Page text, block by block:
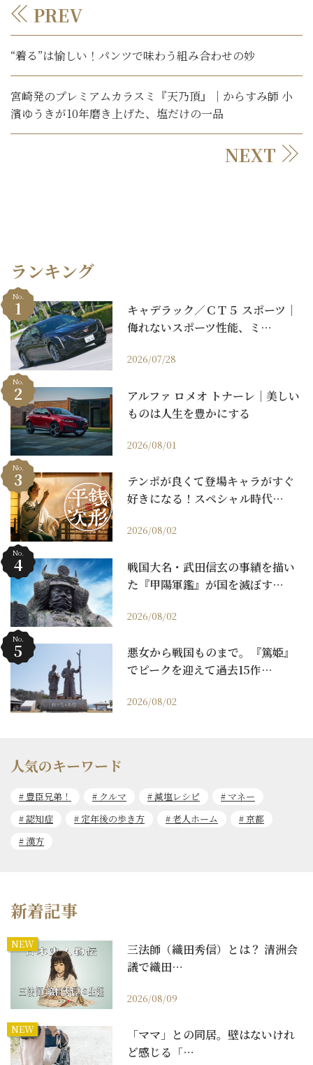
“着る”は愉しい！パンツで味わう組み合わせの妙
PREV
宮崎発のプレミアムカラスミ『天乃頂』｜からすみ師 小
濱ゆうきが10年磨き上げた、塩だけの一品
NEXT
ランキング
キャデラック／ＣＴ５ スポーツ｜
侮れないスポーツ性能、ミ…
2026/07/28
No.
アルファ ロメオ トナーレ｜美しい
ものは人生を豊かにする
2026/08/01
No.
テンポが良くて登場キャラがすぐ
好きになる！スペシャル時代…
2026/08/02
No.
戦国大名・武田信玄の事績を描い
た『甲陽軍鑑』が国を滅ぼす…
2026/08/02
No.
悪女から戦国ものまで。『篤姫』
でピークを迎えて過去15作…
2026/08/02
No.
人気のキーワード
豊臣兄弟！ クルマ 減塩レシピ
マネー
認知症
定年後の歩き方 老人ホーム
京都
漢方
新着記事
NEW
三法師（織田秀信）とは？ 清洲会
議で織田…
2026/08/09
NEW
「ママ」との同居。壁はないけれ
ど感じる「…